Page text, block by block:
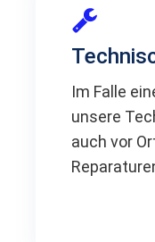
Im Falle
unsere
auch vor